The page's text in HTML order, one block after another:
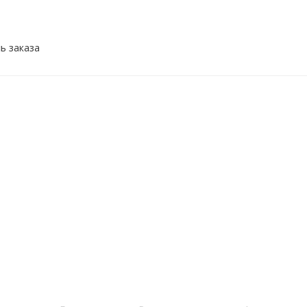
заказа